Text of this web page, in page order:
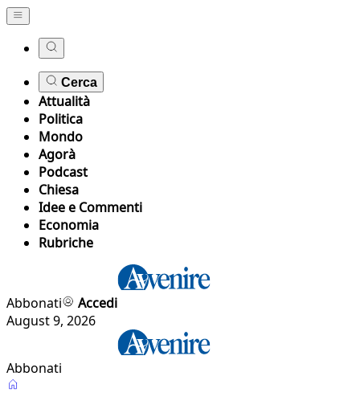
Cerca
Attualità
Politica
Mondo
Agorà
Podcast
Chiesa
Idee e Commenti
Economia
Rubriche
Abbonati
Accedi
August 9, 2026
Abbonati